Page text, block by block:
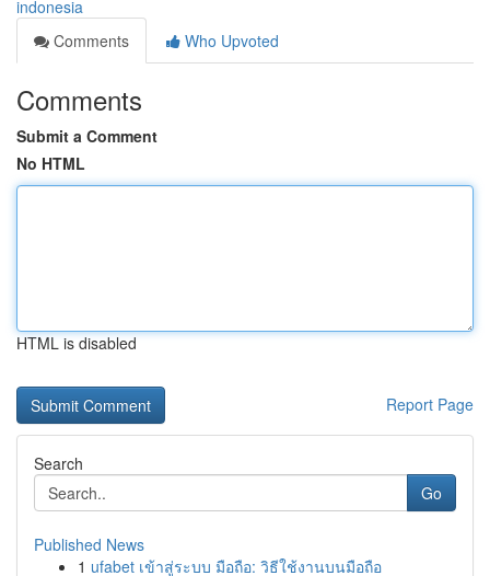
indonesia
Comments
Who Upvoted
Comments
Submit a Comment
No HTML
HTML is disabled
Report Page
Search
Go
Published News
1 ufabet เข้าสู่ระบบ มือถือ: วิธีใช้งานบนมือถือ